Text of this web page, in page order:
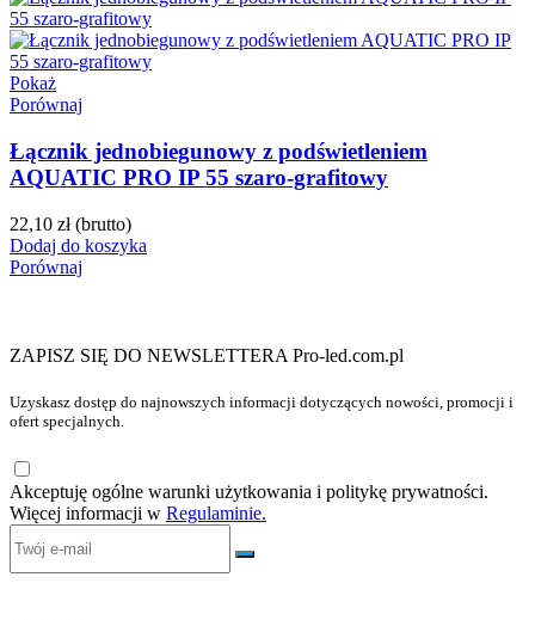
Pokaż
Porównaj
Łącznik jednobiegunowy z podświetleniem
AQUATIC PRO IP 55 szaro-grafitowy
22,10 zł (brutto)
Dodaj do koszyka
Porównaj
ZAPISZ SIĘ DO NEWSLETTERA Pro-led.com.pl
Uzyskasz dostęp do najnowszych informacji dotyczących nowości, promocji i
ofert specjalnych.
Akceptuję ogólne warunki użytkowania i politykę prywatności.
Więcej informacji w Regulaminie.